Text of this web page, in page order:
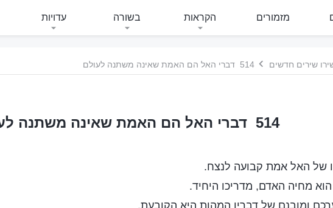
מזמורים הקראות בשורה עדויות
שירים חדשים 514 דברי האל הם האמת שאינה משתנה לעולם
514 דברי האל הם האמת שאינה משתנה לעולם
של האל אמת קבועה לנצח.
מחיה האדם, מדריכו היחיד.
ומובנם של דבריו המהות היא הקובעת,